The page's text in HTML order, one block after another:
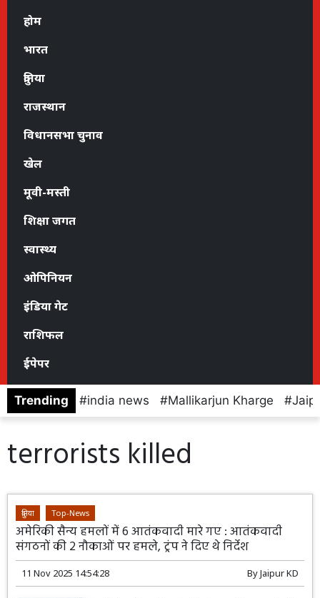
होम
भारत
दुनिया
राजस्थान
विधानसभा चुनाव
खेल
मूवी-मस्ती
शिक्षा जगत
स्वास्थ्य
ओपिनियन
इंडिया गेट
राशिफल
ईपेपर
Trending india news Mallikarjun Kharge
terrorists killed
दुनिया Top-News
अमेरिकी सैन्य हमलों में 6 आतंकवादी मारे गए : आतंकवादी
संगठनों की 2 नौकाओं पर हमले, ट्रंप ने दिए थे निर्देश
11 Nov 2025 14:54:28 ByJaipur KD